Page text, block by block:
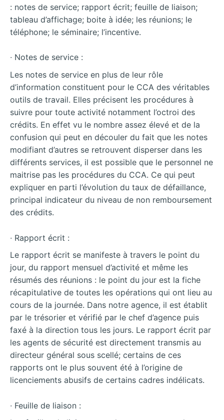
: notes de service; rapport écrit; feuille de liaison;
tableau d’affichage; boite à idée; les réunions; le
téléphone; le séminaire; l’incentive.
∙ Notes de service :
Les notes de service en plus de leur rôle
d’information constituent pour le CCA des véritables
outils de travail. Elles précisent les procédures à
suivre pour toute activité notamment l’octroi des
crédits. En effet vu le nombre assez élevé et de la
confusion qui peut en découler du fait que les notes
modifiant d’autres se retrouvent disperser dans les
différents services, il est possible que le personnel ne
maitrise pas les procédures du CCA. Ce qui peut
expliquer en parti l’évolution du taux de défaillance,
principal indicateur du niveau de non remboursement
des crédits.
∙ Rapport écrit :
Le rapport écrit se manifeste à travers le point du
jour, du rapport mensuel d’activité et même les
résumés des réunions : le point du jour est la fiche
récapitulative de toutes les opérations qui ont lieu au
cours de la journée. Dans notre agence, il est établit
par le trésorier et vérifié par le chef d’agence puis
faxé à la direction tous les jours. Le rapport écrit par
les agents de sécurité est directement transmis au
directeur général sous scellé; certains de ces
rapports ont le plus souvent été à l’origine de
licenciements abusifs de certains cadres indélicats.
∙ Feuille de liaison :